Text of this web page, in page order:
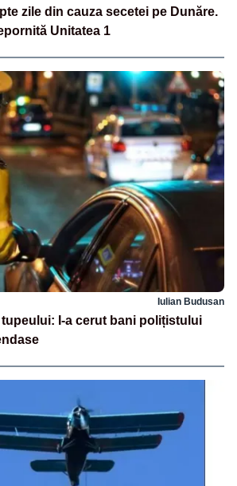
zile din cauza secetei pe Dunăre.
Unitatea 1
Iulian Budusan
I-a cerut bani polițistului